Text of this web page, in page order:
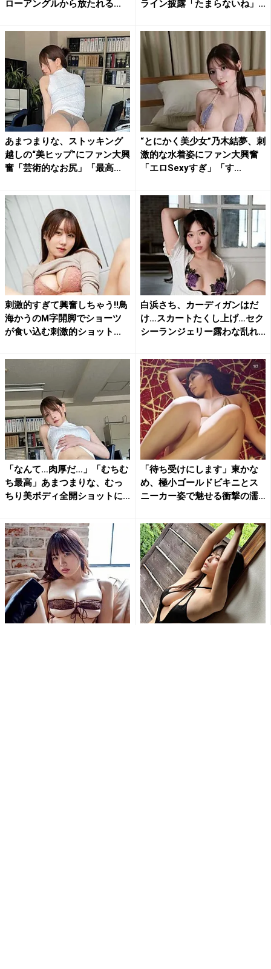
ローアングルから放たれる...
ライン披露「たまらないね」...
あまつまりな、ストッキング
越しの“美ヒップ”にファン大興
奮「芸術的なお尻」「最高...
“とにかく美少女”乃木結夢、刺
激的な水着姿にファン大興奮
「エロSexyすぎ」「す...
刺激的すぎて興奮しちゃう!!鳥
海かうのM字開脚でショーツ
が食い込む刺激的ショット...
白浜さち、カーディガンはだ
け…スカートたくし上げ…セク
シーランジェリー露わな乱れ...
「なんて…肉厚だ…」「むちむ
ち最高」あまつまりな、むっ
ちり美ボディ全開ショットに...
「待ち受けにします」東かな
め、極小ゴールドビキニとス
ニーカー姿で魅せる衝撃の濡